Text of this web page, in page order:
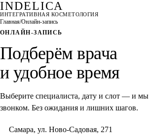
INDELICA
ИНТЕГРАТИВНАЯ КОСМЕТОЛОГИЯ
Главная/Онлайн-запись
ОНЛАЙН-ЗАПИСЬ
Подберём врача
и удобное время
Выберите специалиста, дату и слот — и мы
звонком. Без ожидания и лишних шагов.
Самара, ул. Ново-Садовая, 271